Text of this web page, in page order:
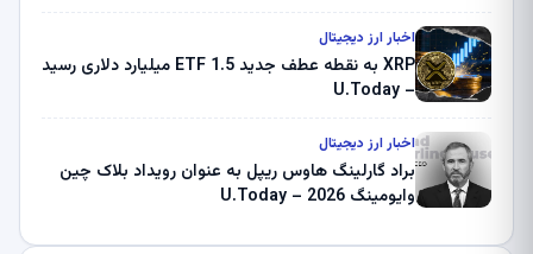
اخبار ارز دیجیتال
XRP به نقطه عطف جدید ETF 1.5 میلیارد دلاری رسید
– U.Today
اخبار ارز دیجیتال
براد گارلینگ هاوس ریپل به عنوان رویداد بلاک چین
وایومینگ 2026 – U.Today